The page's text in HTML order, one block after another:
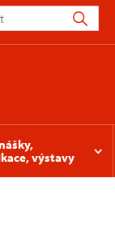
výstavy